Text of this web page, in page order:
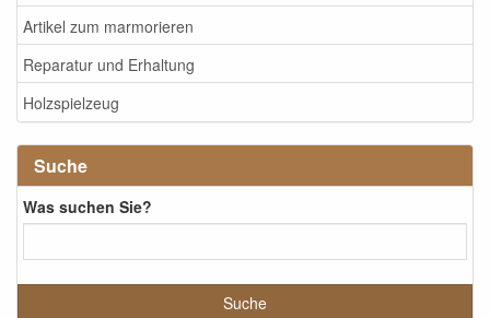
Artikel zum marmorieren
Reparatur und Erhaltung
Holzspielzeug
Suche
Was suchen Sie?